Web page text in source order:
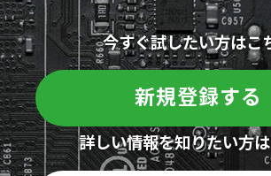
今すぐ試したい方はこ
新規登録する
詳しい情報を知りたい方